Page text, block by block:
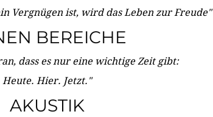
Vergnügen ist, wird das Leben zur Freude"
BEREICHE
dass es nur eine wichtige Zeit gibt:
Heute. Hier. Jetzt."
AKUSTIK